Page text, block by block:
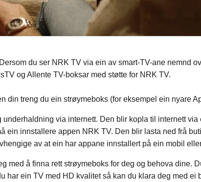
du ser NRK TV via ein av smart-TV-ane nemnd
og Allente TV-boksar med støtte for NRK TV.
din treng du ein strøymeboks (for eksempel ein nyare
via internett. Den blir kopla til internett
ein innstallere appen NRK TV. Den blir lasta ned frå
av at ein har appane innstallert på ein mobil
med å finna rett strøymeboks for deg og behova dine.
har ein TV med HD kvalitet så kan du klara deg med ei